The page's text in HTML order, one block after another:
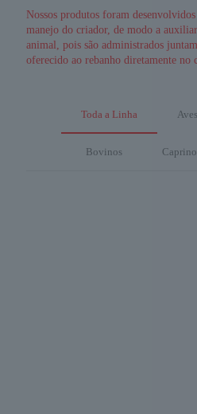
Nossos produtos foram
manejo do criador, de modo a
animal, pois são administrados
oferecido ao rebanho diretamente no
Toda a Linha Aves
Bovinos